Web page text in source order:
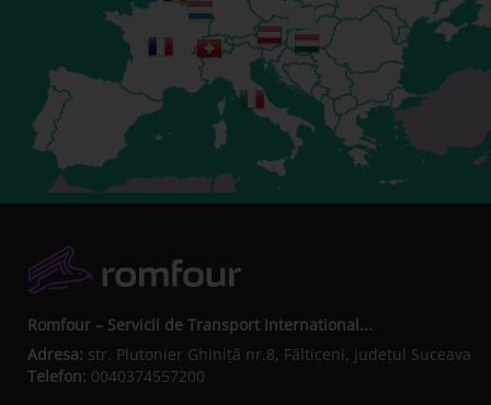
Romfour – Servicii de Transport International...
Adresa: str. Plutonier Ghiniţă nr.8, Fălticeni, judeţul Suceava
Telefon: 0040374557200